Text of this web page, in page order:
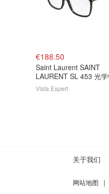
€188.50
Saint Laurent SAINT
LAURENT SL 453 光
瓦那色
Vista Expert
关于我们
网站地图 |